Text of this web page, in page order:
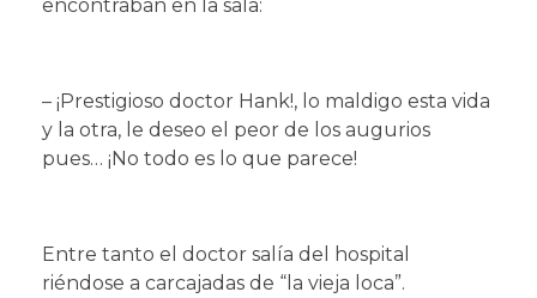
encontraban en la sala:
– ¡Prestigioso doctor Hank!, lo maldigo esta vida
y la otra, le deseo el peor de los augurios
pues… ¡No todo es lo que parece!
Entre tanto el doctor salía del hospital
riéndose a carcajadas de “la vieja loca”.